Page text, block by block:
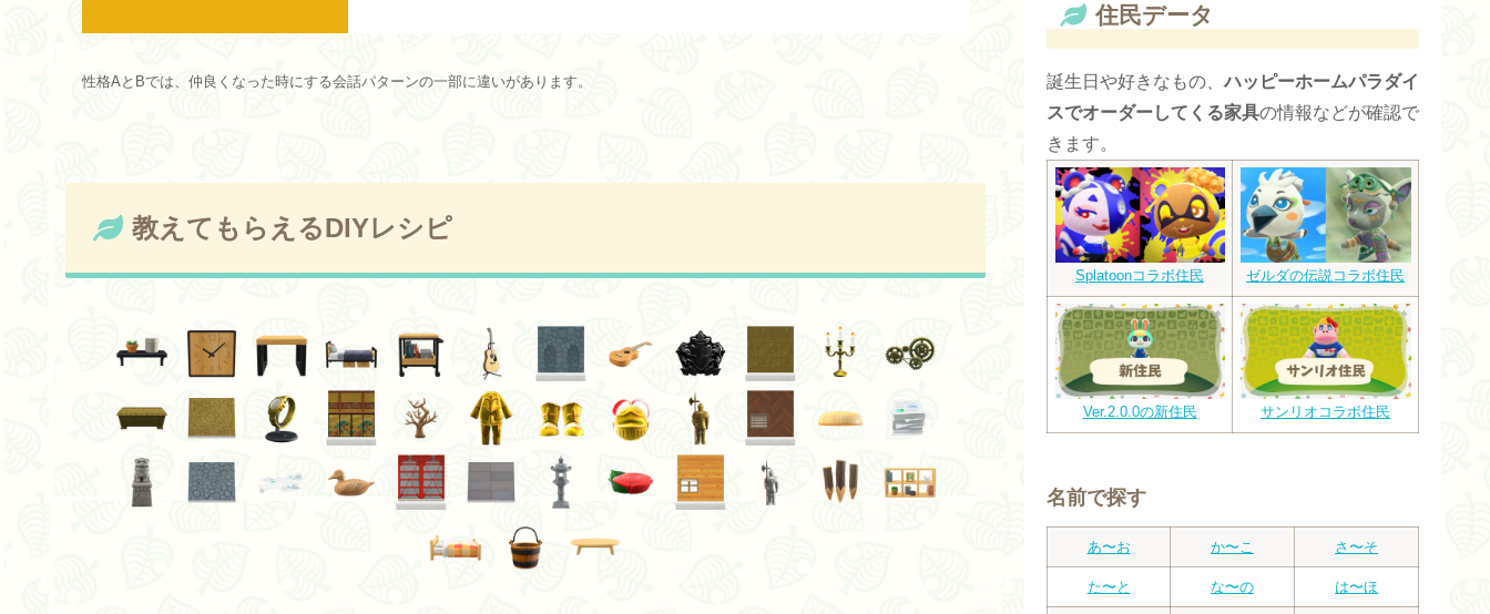
性格AとBでは、仲良くなった時にする会話パターンの一部に違いがあります。
教えてもらえるDIYレシピ
住民データ
誕生日や好きなもの、ハッピーホームパラダイ
スでオーダーしてくる家具の情報などが確認で
きます。
Splatoonコラボ住民 ゼルダの伝説コラボ住民
Ver.2.0.0の新住民 サンリオコラボ住民
名前で探す
あ〜お か〜こ さ〜そ
た〜と な〜の は〜ほ